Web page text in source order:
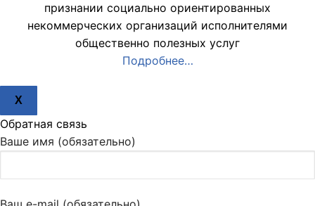
признании социально ориентированных
некоммерческих организаций исполнителями
общественно полезных услуг
Подробнее…
X
Обратная связь
Ваше имя (обязательно)